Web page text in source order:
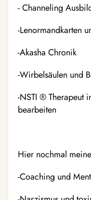
- Channeling
-Lenormandkarten
-Akasha Chronik
-Wirbelsäulen und
-NSTI ®️ Therapeut
bearbeiten
Hier nochmal
-Coaching und